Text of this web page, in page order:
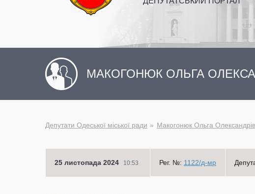
МАКОГОНЮК ОЛЬГА
Депутати Одеської міської ради Макогонюк Ольга
25 листопада 2024 10:53 Рег. №: 1122/д-мр